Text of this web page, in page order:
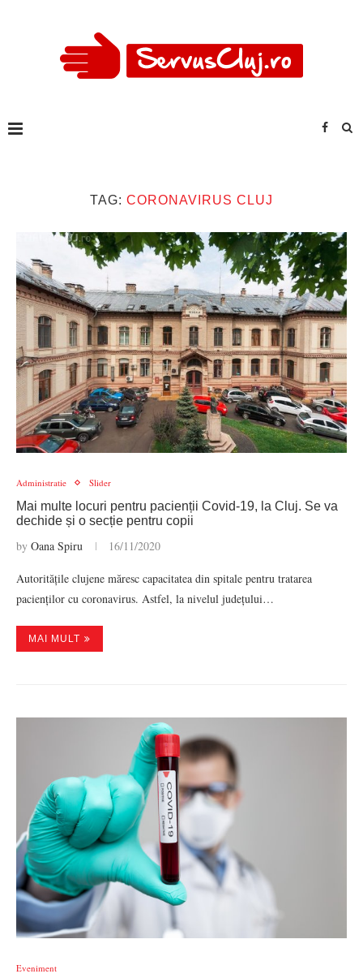
TAG: CORONAVIRUS CLUJ
Administratie Slider
Mai multe locuri pentru pacienții Covid-19, la Cluj. Se va
dechide și o secție pentru copii
by Oana Spiru 16/11/2020
Autoritățile clujene măresc capacitatea din spitale pentru tratarea
pacienților cu coronavirus. Astfel, la nivelul județului…
MAI MULT
Eveniment